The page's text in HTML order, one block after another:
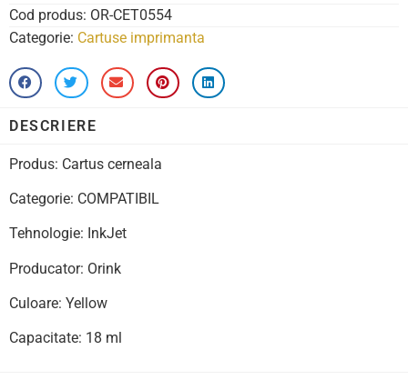
Cod produs: OR-CET0554
Categorie: Cartuse imprimanta
DESCRIERE
Produs: Cartus cerneala
Categorie: COMPATIBIL
Tehnologie: InkJet
Producator: Orink
Culoare: Yellow
Capacitate: 18 ml